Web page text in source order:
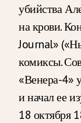
убийства
на крови.
Journal»
комиксы.
«Венера-4»
и начал ее
18 октября